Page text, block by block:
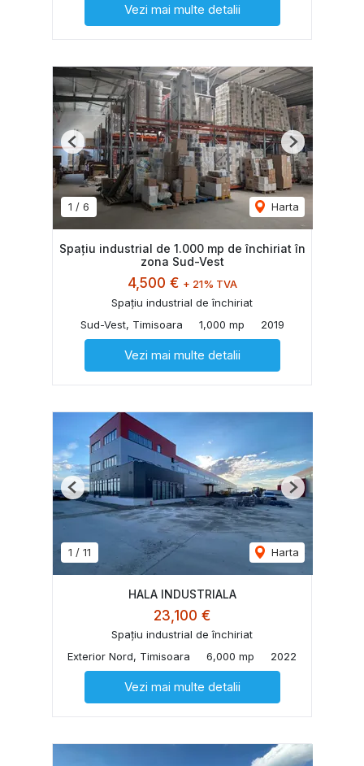
Vezi mai multe detalii
1 / 6 Harta
Previous Next
Spațiu industrial de 1.000 mp de închiriat în
zona Sud-Vest
4,500 € + 21% TVA
Spațiu industrial de închiriat
Sud-Vest, Timisoara
1,000 mp 2019
Vezi mai multe detalii
1 / 11 Harta
Previous Next
HALA INDUSTRIALA
23,100 €
Spațiu industrial de închiriat
Exterior Nord, Timisoara
6,000 mp 2022
Vezi mai multe detalii